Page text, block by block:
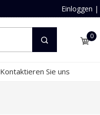
Einloggen |
0
Kontaktieren Sie uns